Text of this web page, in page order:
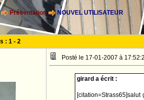
Présentation NOUVEL UTILISATEUR
: 1- 2
Posté le 17-01-2007 à
girard a écrit :